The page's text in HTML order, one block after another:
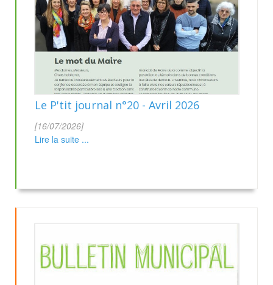
Le P'tit journal n°20 - Avril 2026
[16/07/2026]
Lire la suite ...